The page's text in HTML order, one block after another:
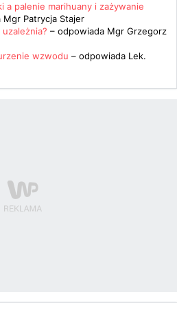
a palenie marihuany i zażywanie
Mgr Patrycja Stajer
– odpowiada Mgr Grzegorz
wzwodu – odpowiada Lek.